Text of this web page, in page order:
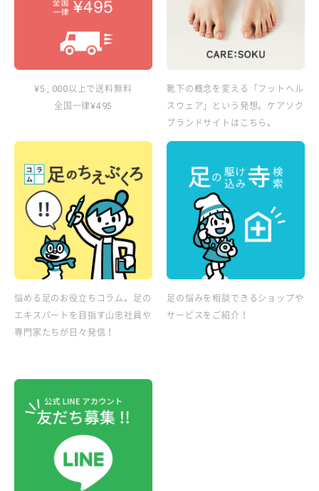
¥5,000以上で送料無料
全国一律¥495
靴下の概念を変える「フットヘル
スウェア」という発想。ケアソク
ブランドサイトはこちら。
悩める足のお役立ちコラム。足の
エキスパートを目指す山忠社員や
専門家たちが日々発信！
足の悩みを相談できるショップや
サービスをご紹介！